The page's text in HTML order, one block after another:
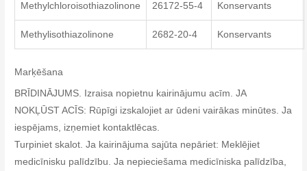
Methylchloroisothiazolinone 26172-55-4 Konservants
Methylisothiazolinone 2682-20-4 Konservants
Marķēšana
BRĪDINĀJUMS. Izraisa nopietnu kairinājumu acīm. JA
NOKĻŪST ACĪS: Rūpīgi izskalojiet ar ūdeni vairākas minūtes. Ja
iespējams, izņemiet kontaktlēcas.
Turpiniet skalot. Ja kairinājuma sajūta nepāriet: Meklējiet
medicīnisku palīdzību. Ja nepieciešama medicīniska palīdzība,